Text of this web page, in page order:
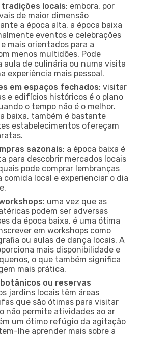
locais: embora, por
de maior dimensão
a época alta, a época baixa
eventos e celebrações
mais orientados para a
menos multidões. Pode
aula de culinária ou numa visita
experiência mais pessoal.
em espaços fechados: visitar
e edifícios históricos é o plano
o tempo não é o melhor.
baixa, também é bastante
estabelecimentos ofereçam
sazonais: a época baixa é
para descobrir mercados locais
pode comprar lembranças
comida local e experienciar o dia
: uma vez que as
podem ser adversas
da época baixa, é uma ótima
em workshops como
ou aulas de dança locais. A
mais disponibilidade e
o que também significa
mais prática.
ou reservas
jardins locais têm áreas
que são ótimas para visitar
não permite atividades ao ar
um ótimo refúgio da agitação
lhe aprender mais sobre a